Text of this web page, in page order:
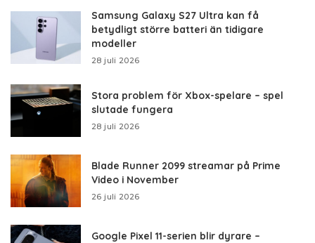
Samsung Galaxy S27 Ultra kan få
betydligt större batteri än tidigare
modeller
28 juli 2026
Stora problem för Xbox-spelare – spel
slutade fungera
28 juli 2026
Blade Runner 2099 streamar på Prime
Video i November
26 juli 2026
Google Pixel 11-serien blir dyrare –